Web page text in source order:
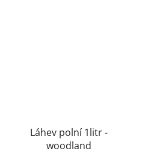
Láhev polní 1litr -
woodland